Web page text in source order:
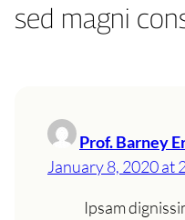
sed magni
Prof. Barney
January 8, 2020 at
Ipsam